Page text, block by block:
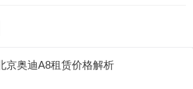
京奥迪A8租赁价格解析